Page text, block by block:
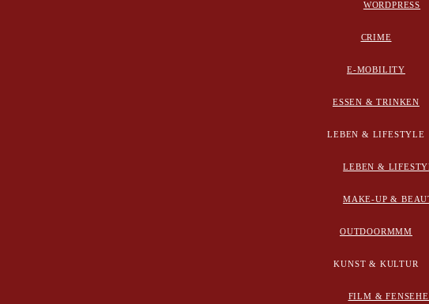
WORDPRESS
CRIME
E-MOBILITY
ESSEN & TRINKEN
LEBEN & LIFESTYLE
LEBEN &
MAKE-UP &
OUTDOORMMM
KUNST & KULTUR
FILM &